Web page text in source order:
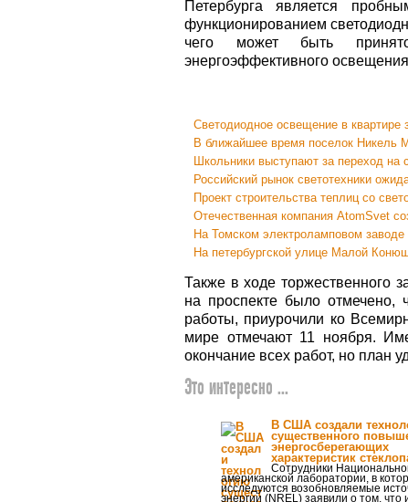
Петербурга является
функционированием
чего может быть
энергоэффективного
Светодиодное освещение в квартире
В ближайшее время поселок Никель
Школьники выступают за переход на
Российский рынок светотехники
Проект строительства теплиц со
Отечественная компания AtomSvet
На Томском электроламповом
На петербургской улице Малой
Также в ходе торжественного
на проспекте было
работы, приурочили ко
мире отмечают 11 ноября.
окончание всех работ, но план
Это интересно ...
В США создали
существенного
энергосберегающих
характеристик
Сотрудники
американской лаборатории, в
исследуются возобновляемые
энергии (NREL) заявили о том, что